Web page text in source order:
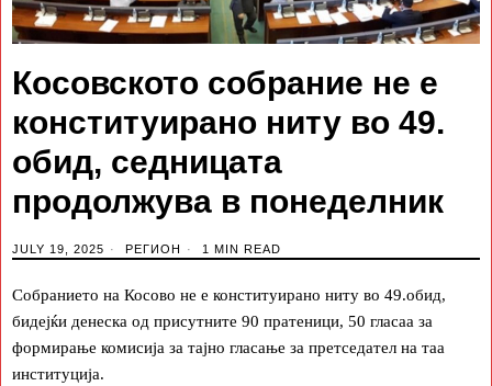
Косовското собрание не е
конституирано ниту во 49.
обид, седницата
продолжува в понеделник
JULY 19, 2025 РЕГИОН 1 MIN READ
Собранието на Косово не е конституирано ниту во 49.обид,
бидејќи денеска од присутните 90 пратеници, 50 гласаа за
формирање комисија за тајно гласање за претседател на таа
институција.